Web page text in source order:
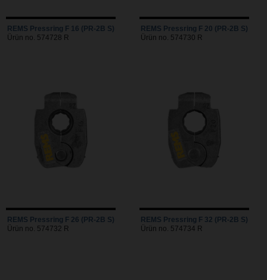
REMS Pressring F 16 (PR-2B S)
Ürün no. 574728 R
REMS Pressring F 20 (PR-2B S)
Ürün no. 574730 R
REMS Pressring F 26 (PR-2B S)
Ürün no. 574732 R
REMS Pressring F 32 (PR-2B S)
Ürün no. 574734 R